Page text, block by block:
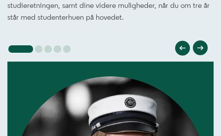
studieretningen, samt dine videre muligheder, når du om tre år
står med studenterhuen på hovedet.